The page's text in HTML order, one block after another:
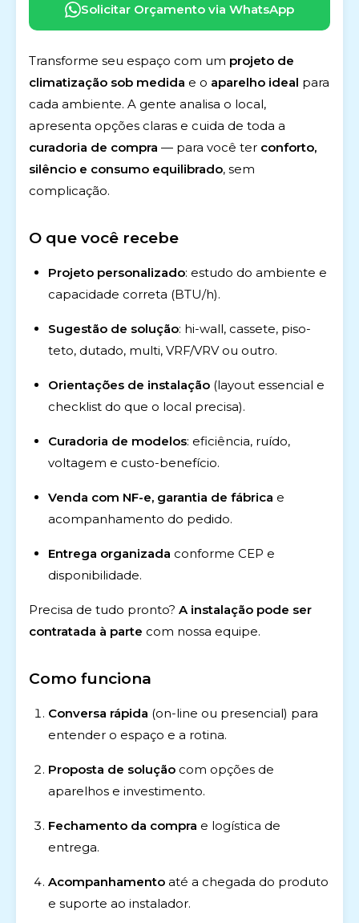
Solicitar Orçamento via WhatsApp
Transforme seu espaço com um projeto de
climatização sob medida e o aparelho ideal para
cada ambiente. A gente analisa o local,
apresenta opções claras e cuida de toda a
curadoria de compra — para você ter conforto,
silêncio e consumo equilibrado, sem
complicação.
O que você recebe
Projeto personalizado: estudo do ambiente e
capacidade correta (BTU/h).
Sugestão de solução: hi-wall, cassete, piso-
teto, dutado, multi, VRF/VRV ou outro.
Orientações de instalação (layout essencial e
checklist do que o local precisa).
Curadoria de modelos: eficiência, ruído,
voltagem e custo-benefício.
Venda com NF-e, garantia de fábrica e
acompanhamento do pedido.
Entrega organizada conforme CEP e
disponibilidade.
Precisa de tudo pronto? A instalação pode ser
contratada à parte com nossa equipe.
Como funciona
Conversa rápida (on-line ou presencial) para
entender o espaço e a rotina.
Proposta de solução com opções de
aparelhos e investimento.
Fechamento da compra e logística de
entrega.
Acompanhamento até a chegada do produto
e suporte ao instalador.